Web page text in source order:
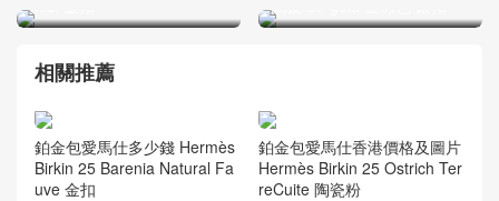
相關推薦
鉑金包愛馬仕多少錢 Hermès
Birkin 25 Barenia Natural Fa
uve 金扣
鉑金包愛馬仕香港價格及圖片
Hermès Birkin 25 Ostrich Ter
reCuite 陶瓷粉